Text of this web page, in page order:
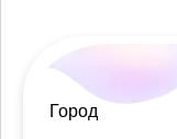
Город